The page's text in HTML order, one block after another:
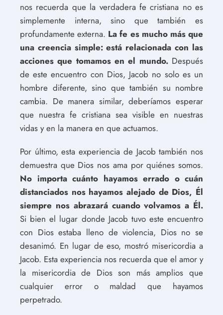
nos recuerda que la verdadera fe cristiana no es
simplemente interna, sino que también es
profundamente externa. La fe es mucho más que
una creencia simple: está relacionada con las
acciones que tomamos en el mundo.Después
de este encuentro con Dios, Jacob no solo es un
hombre diferente, sino que también su nombre
cambia. De manera similar, deberíamos esperar
que nuestra fe cristiana sea visible en nuestras
vidas y en la manera en que actuamos.
Por último, esta experiencia de Jacob también nos
demuestra que Dios nos ama por quiénes somos.
No importa cuánto hayamos errado o cuán
distanciados nos hayamos alejado de Dios, Él
siempre nos abrazará cuando volvamos a Él.
Si bien el lugar donde Jacob tuvo este encuentro
con Dios estaba lleno de violencia, Dios no se
desanimó. En lugar de eso, mostró misericordia a
Jacob. Esta experiencia nos recuerda que el amor y
la misericordia de Dios son más amplios que
cualquier error o maldad que hayamos
perpetrado.